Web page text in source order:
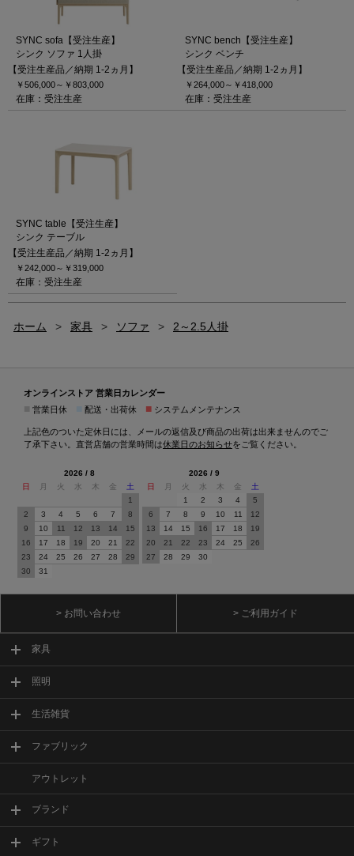
SYNC sofa【受注生産】
シンク ソファ 1人掛
【受注生産品／納期 1-2ヵ月】
￥506,000～ ￥803,000
在庫：受注生産
SYNC bench【受注生産】
シンク ベンチ
【受注生産品／納期 1-2ヵ月】
￥264,000～ ￥418,000
在庫：受注生産
SYNC table【受注生産】
シンク テーブル
【受注生産品／納期 1-2ヵ月】
￥242,000～ ￥319,000
在庫：受注生産
ホーム > 家具 > ソファ > 2～2.5人掛
オンラインストア 営業日カレンダー
営業日休 配送・出荷休 ■ システムメンテナンス
上記色のついた定休日には、メールの返信及び商品の出荷は出来ませんのでご
了承下さい。直営店舗の営業時間は休業日のお知らせをご覧ください。
2026 / 8
日
月 火 水 木 金
土
1
2
3 4 5 6 7
8
9
10 11 12 13 14
15
16
17 18 19 20 21
22
23
24 25 26 27 28
29
30
31
2026 / 9
日
月 火 水 木 金
土
1
2 3 4
5
6
7 8 9 10 11
12
13
14 15 16 17 18
19
20
21 22 23 24 25
26
27
28 29 30
> お問い合わせ > ご利用ガイド
家具
照明
生活雑貨
ファブリック
アウトレット
ブランド
ギフト